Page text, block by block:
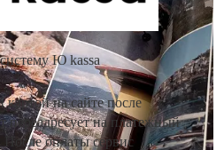
Ю kassa
на сайте после
переадресует на платежный
оплаты сервис